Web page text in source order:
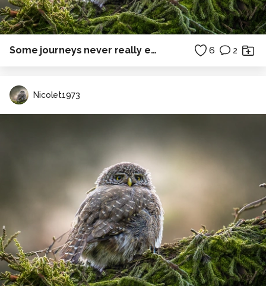
Some journeys never really end. 6 2
Nicolet1973